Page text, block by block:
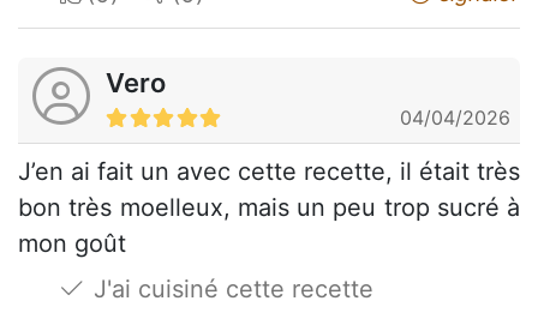
Vero
04/04/2026
J’en ai fait un avec cette recette, il était très
bon très moelleux, mais un peu trop sucré à
mon goût
J'ai cuisiné cette recette